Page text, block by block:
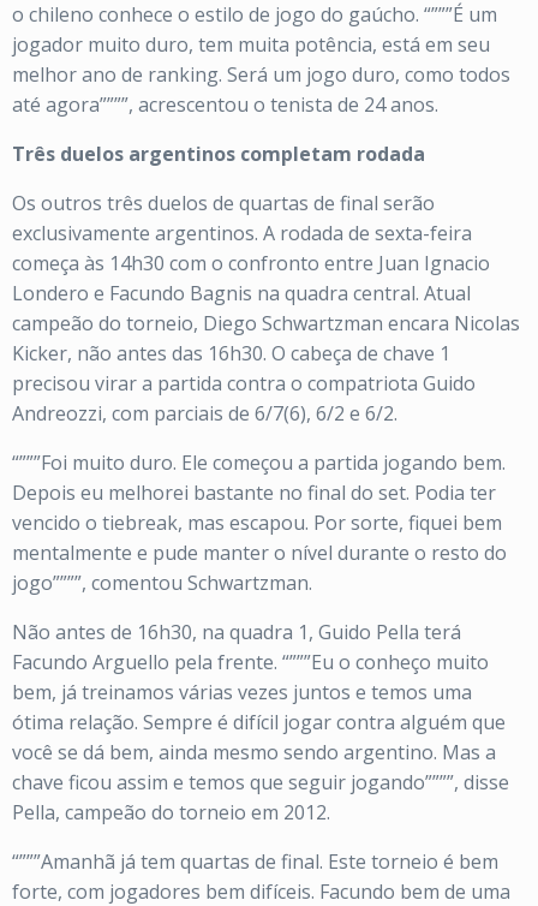
o chileno conhece o estilo de jogo do gaúcho. “”””É um
jogador muito duro, tem muita potência, está em seu
melhor ano de ranking. Será um jogo duro, como todos
até agora””””, acrescentou o tenista de 24 anos.
Três duelos argentinos completam rodada
Os outros três duelos de quartas de final serão
exclusivamente argentinos. A rodada de sexta-feira
começa às 14h30 com o confronto entre Juan Ignacio
Londero e Facundo Bagnis na quadra central. Atual
campeão do torneio, Diego Schwartzman encara Nicolas
Kicker, não antes das 16h30. O cabeça de chave 1
precisou virar a partida contra o compatriota Guido
Andreozzi, com parciais de 6/7(6), 6/2 e 6/2.
“”””Foi muito duro. Ele começou a partida jogando bem.
Depois eu melhorei bastante no final do set. Podia ter
vencido o tiebreak, mas escapou. Por sorte, fiquei bem
mentalmente e pude manter o nível durante o resto do
jogo””””, comentou Schwartzman.
Não antes de 16h30, na quadra 1, Guido Pella terá
Facundo Arguello pela frente. “”””Eu o conheço muito
bem, já treinamos várias vezes juntos e temos uma
ótima relação. Sempre é difícil jogar contra alguém que
você se dá bem, ainda mesmo sendo argentino. Mas a
chave ficou assim e temos que seguir jogando””””, disse
Pella, campeão do torneio em 2012.
“”””Amanhã já tem quartas de final. Este torneio é bem
forte, com jogadores bem difíceis. Facundo bem de uma